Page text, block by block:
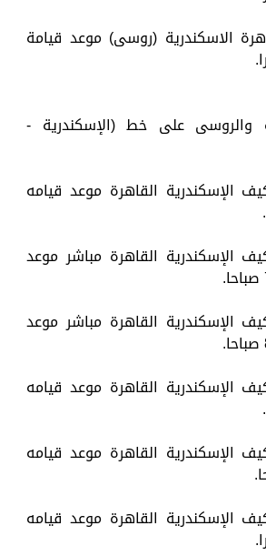
رقم 23 القاهرة الاسكندرية (روسى) موعد قيامة
والروسى على خط (الإسكندرية -
902 مكيف الإسكندرية القاهرة موعد قيامه
906 مكيف الإسكندرية القاهرة مباشر موعد
904 مكيف الإسكندرية القاهرة مباشر موعد
900 مكيف الإسكندرية القاهرة موعد قيامه
912 مكيف الإسكندرية القاهرة موعد قيامه
914 مكيف الإسكندرية القاهرة موعد قيامه